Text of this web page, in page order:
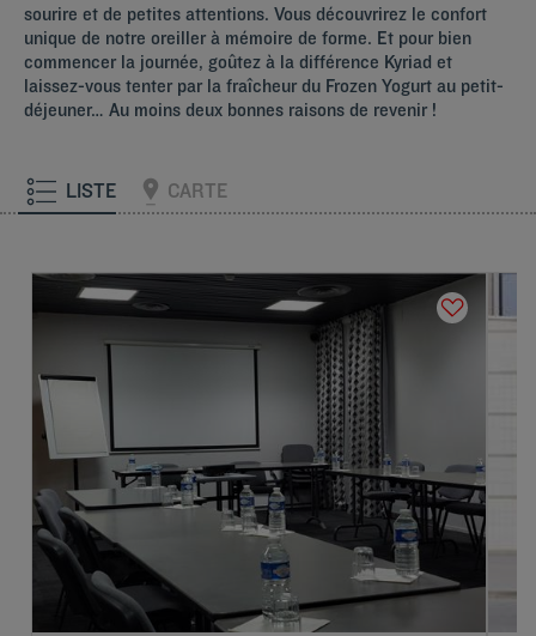
sourire et de petites attentions. Vous découvrirez le confort
unique de notre oreiller à mémoire de forme. Et pour bien
commencer la journée, goûtez à la différence Kyriad et
laissez-vous tenter par la fraîcheur du Frozen Yogurt au petit-
déjeuner… Au moins deux bonnes raisons de revenir !
LISTE CARTE